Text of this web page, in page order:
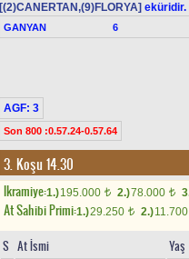
[(2)CANERTAN,(9)FLORYA] eküridir.
GANYAN 6
AGF: 3
Son 800 :0.57.24-0.57.64
3. Koşu 14.30
Ikramiye:1.)195.000 t 2.)78.000 t
At Sahibi Primi:1.)29.250 t 2.)11.700
S At İsmi Yaş